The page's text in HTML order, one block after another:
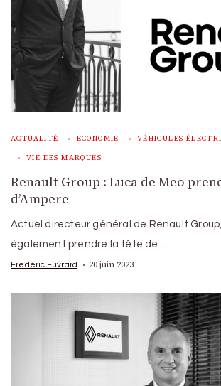
ACTUALITÉ ECONOMIE VÉHICULES
VIE DES MARQUES
Renault Group : Luca de Meo
d’Ampere
Actuel directeur général de Renault
également prendre la tête de …
Frédéric Euvrard 20 juin 2023